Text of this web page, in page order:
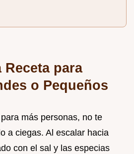
para
o Pequeños
más personas, no te
a ciegas. Al escalar hacia
con el sal y las especias